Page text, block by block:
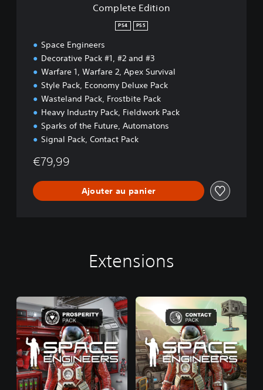
Complete Edition
PS4 PS5
Space Engineers
Decorative Pack #1, #2 and #3
Warfare 1, Warfare 2, Apex Survival
Style Pack, Economy Deluxe Pack
Wasteland Pack, Frostbite Pack
Heavy Industry Pack, Fieldwork Pack
Sparks of the Future, Automatons
Signal Pack, Contact Pack
€79,99
Ajouter au panier
Extensions